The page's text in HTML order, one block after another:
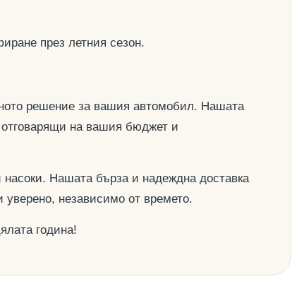
през летния сезон.
решение за вашия автомобил. Нашата
отговарящи на вашия бюджет и
Нашата бърза и надеждна доставка
независимо от времето.
година!